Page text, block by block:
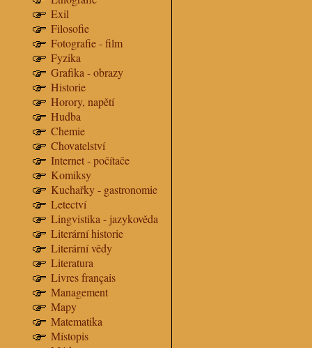
Exil
Filosofie
Fotografie - film
Fyzika
Grafika - obrazy
Historie
Horory, napětí
Hudba
Chemie
Chovatelství
Internet - počítače
Komiksy
Kuchařky - gastronomie
Letectví
Lingvistika - jazykověda
Literární historie
Literární vědy
Literatura
Livres français
Management
Mapy
Matematika
Místopis